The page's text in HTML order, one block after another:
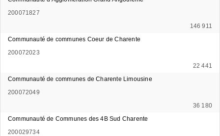
200071827
146 911
Communauté de communes Coeur de Charente
200072023
22 441
Communauté de communes de Charente Limousine
200072049
36 180
Communauté de Communes des 4B Sud Charente
200029734